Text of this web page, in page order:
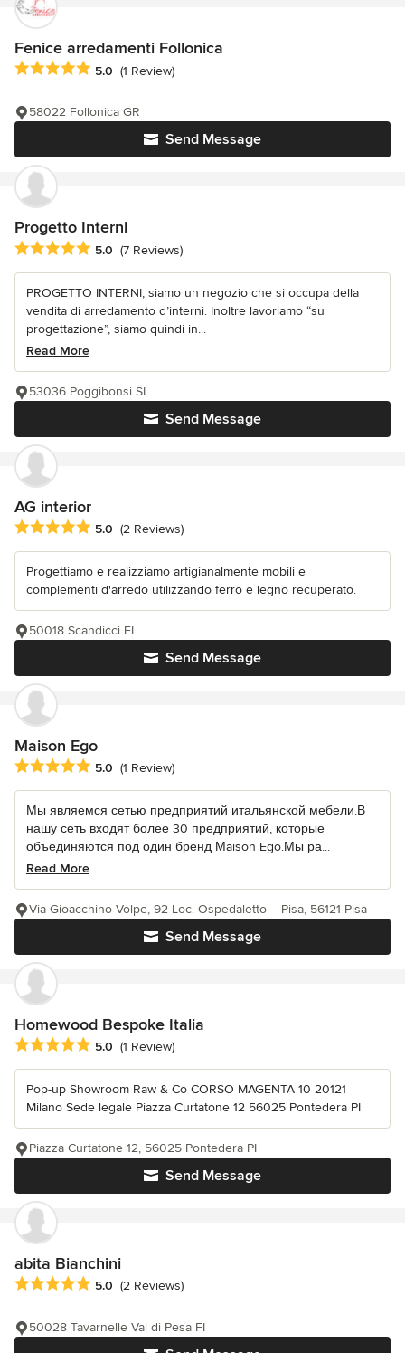
Fenice arredamenti Follonica
Average rating: 5 out of 5 stars
5.0 (1 Review)
Send Message
58022 Follonica GR
Progetto Interni
Average rating: 5 out of 5 stars
5.0 (7 Reviews)
PROGETTO INTERNI, siamo un negozio che si occupa della
vendita di arredamento d’interni. Inoltre lavoriamo “su
progettazione”, siamo quindi in...
Read More
Send Message
53036 Poggibonsi SI
AG interior
Average rating: 5 out of 5 stars
5.0 (2 Reviews)
Progettiamo e realizziamo artigianalmente mobili e
complementi d'arredo utilizzando ferro e legno recuperato.
Send Message
50018 Scandicci FI
Maison Ego
Average rating: 5 out of 5 stars
5.0 (1 Review)
Мы являемся сетью предприятий итальянской мебели.В
нашу сеть входят более 30 предприятий, которые
объединяются под один бренд Мaison Ego.Мы ра...
Read More
Send Message
Via Gioacchino Volpe, 92 Loc. Ospedaletto – Pisa, 56121 Pisa
Homewood Bespoke Italia
Average rating: 5 out of 5 stars
5.0 (1 Review)
Pop-up Showroom Raw & Co CORSO MAGENTA 10 20121
Milano Sede legale Piazza Curtatone 12 56025 Pontedera PI
Send Message
Piazza Curtatone 12, 56025 Pontedera PI
abita Bianchini
Average rating: 5 out of 5 stars
5.0 (2 Reviews)
50028 Tavarnelle Val di Pesa FI